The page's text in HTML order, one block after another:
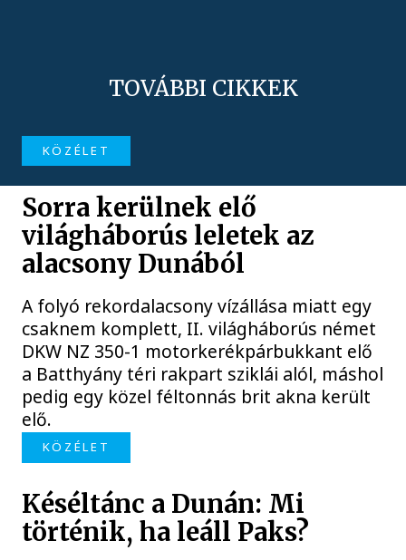
TOVÁBBI CIKKEK
KÖZÉLET
Sorra kerülnek elő
világháborús leletek az
alacsony Dunából
A folyó rekordalacsony vízállása miatt egy
csaknem komplett, II. világháborús német
DKW NZ 350-1 motorkerékpárbukkant elő
a Batthyány téri rakpart sziklái alól, máshol
pedig egy közel féltonnás brit akna került
elő.
KÖZÉLET
Késéltánc a Dunán: Mi
történik, ha leáll Paks?